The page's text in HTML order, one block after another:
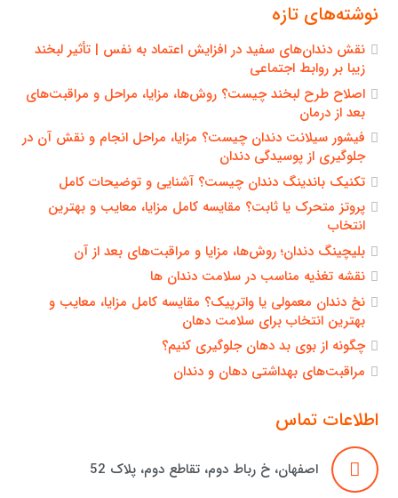
نوشته‌های تازه
نقش دندان‌های سفید در افزایش اعتماد به نفس | تأثیر لبخند
زیبا بر روابط اجتماعی
اصلاح طرح لبخند چیست؟ روش‌ها، مزایا، مراحل و مراقبت‌های
بعد از درمان
فیشور سیلانت دندان چیست؟ مزایا، مراحل انجام و نقش آن در
جلوگیری از پوسیدگی دندان
تکنیک باندینگ دندان چیست؟ آشنایی و توضیحات کامل
پروتز متحرک یا ثابت؟ مقایسه کامل مزایا، معایب و بهترین
انتخاب
بلیچینگ دندان؛ روش‌ها، مزایا و مراقبت‌های بعد از آن
نقشه تغذیه مناسب در سلامت دندان ها
نخ دندان معمولی یا واترپیک؟ مقایسه کامل مزایا، معایب و
بهترین انتخاب برای سلامت دهان
چگونه از بوی بد دهان جلوگیری کنیم؟
مراقبت‌های بهداشتی دهان و دندان
اطلاعات تماس
اصفهان، خ رباط دوم، تقاطع دوم، پلاک 52